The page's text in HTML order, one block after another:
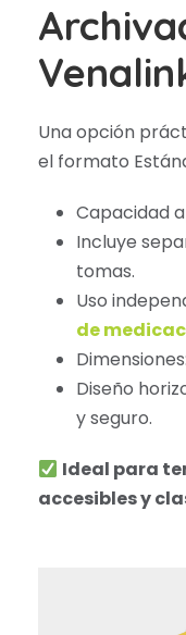
Una opción
el formato
Capacidad
Incluye
tomas.
Uso
de
Diseño
y seguro.
Ideal para
accesibles y